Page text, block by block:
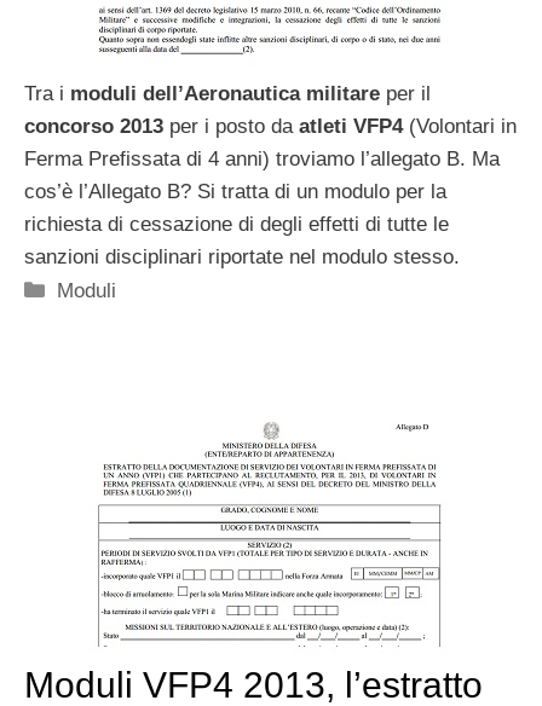
Tra i moduli dell’Aeronautica militare per il
concorso 2013 per i posto da atleti VFP4(Volontari in
Ferma Prefissata di 4 anni) troviamo l’allegato B. Ma
cos’è l’Allegato B? Si tratta di un modulo per la
richiesta di cessazione di degli effetti di tutte le
sanzioni disciplinari riportate nel modulo stesso.
Categorie
Moduli
Moduli VFP4 2013, l’estratto